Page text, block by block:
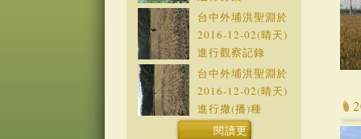
台中外埔洪聖淵於
2016-12-02(晴天)
進行觀察記錄
台中外埔洪聖淵於
2016-12-02(晴天)
進行撒(播)種
閱讀更